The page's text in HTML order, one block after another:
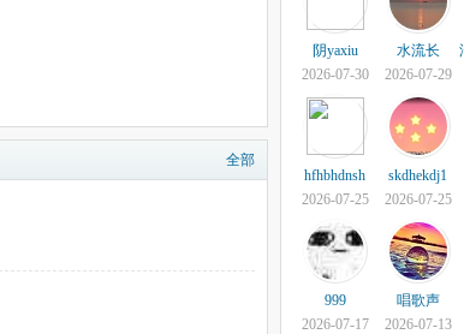
全部
阴yaxiu
2026-07-30
水流长
2026-07-29
hfhbhdnsh
2026-07-25
skdhekdj1
2026-07-25
999
2026-07-17
唱歌声
2026-07-13